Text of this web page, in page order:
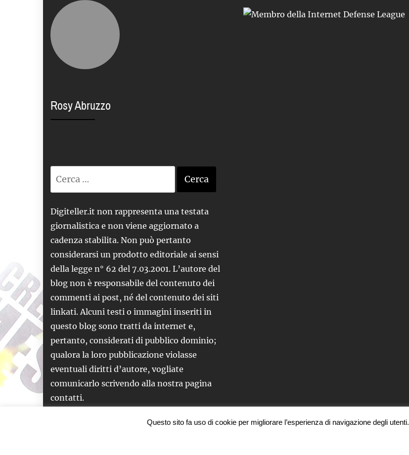
Rosy Abruzzo
Digiteller.it non rappresenta una testata
giornalistica e non viene aggiornato a
cadenza stabilita. Non può pertanto
considerarsi un prodotto editoriale ai sensi
della legge n° 62 del 7.03.2001. L’autore del
blog non è responsabile del contenuto dei
commenti ai post, né del contenuto dei siti
linkati. Alcuni testi o immagini inseriti in
questo blog sono tratti da internet e,
pertanto, considerati di pubblico dominio;
qualora la loro pubblicazione violasse
eventuali diritti d’autore, vogliate
comunicarlo scrivendo alla nostra pagina
contatti.
Questo sito fa uso di cookie per migliorare l’esperienza di navigazione degli utenti.